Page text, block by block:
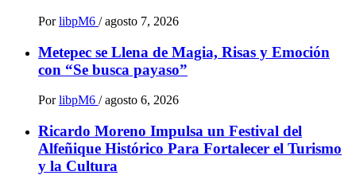
Por libpM6 / agosto 7, 2026
Metepec se Llena de Magia, Risas y Emoción
con “Se busca payaso”
Por libpM6 / agosto 6, 2026
Ricardo Moreno Impulsa un Festival del
Alfeñique Histórico Para Fortalecer el Turismo
y la Cultura